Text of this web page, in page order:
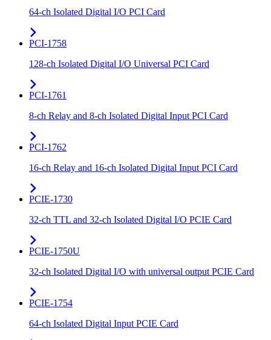
64-ch Isolated Digital I/O PCI Card
PCI-1758
128-ch Isolated Digital I/O Universal PCI Card
PCI-1761
8-ch Relay and 8-ch Isolated Digital Input PCI Card
PCI-1762
16-ch Relay and 16-ch Isolated Digital Input PCI Card
PCIE-1730
32-ch TTL and 32-ch Isolated Digital I/O PCIE Card
PCIE-1750U
32-ch Isolated Digital I/O with universal output PCIE Card
PCIE-1754
64-ch Isolated Digital Input PCIE Card